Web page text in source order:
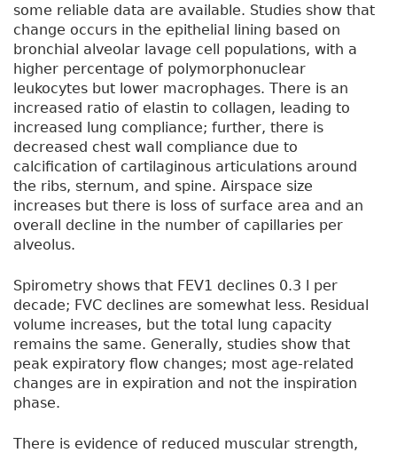
some reliable data are available. Studies show that
change occurs in the epithelial lining based on
bronchial alveolar lavage cell populations, with a
higher percentage of polymorphonuclear
leukocytes but lower macrophages. There is an
increased ratio of elastin to collagen, leading to
increased lung compliance; further, there is
decreased chest wall compliance due to
calcification of cartilaginous articulations around
the ribs, sternum, and spine. Airspace size
increases but there is loss of surface area and an
overall decline in the number of capillaries per
alveolus.
Spirometry shows that FEV1 declines 0.3 l per
decade; FVC declines are somewhat less. Residual
volume increases, but the total lung capacity
remains the same. Generally, studies show that
peak expiratory flow changes; most age-related
changes are in expiration and not the inspiration
phase.
There is evidence of reduced muscular strength,